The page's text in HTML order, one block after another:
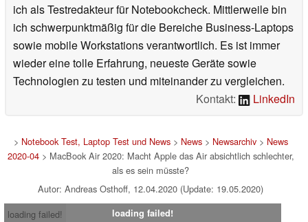
ich als Testredakteur für Notebookcheck. Mittlerweile bin
ich schwerpunktmäßig für die Bereiche Business-Laptops
sowie mobile Workstations verantwortlich. Es ist immer
wieder eine tolle Erfahrung, neueste Geräte sowie
Technologien zu testen und miteinander zu vergleichen.
Kontakt:
LinkedIn
> Notebook Test, Laptop Test und News> News> Newsarchiv> News
2020-04> MacBook Air 2020: Macht Apple das Air absichtlich schlechter,
als es sein müsste?
Autor: Andreas Osthoff, 12.04.2020 (Update: 19.05.2020)
loading failed!
loading failed!